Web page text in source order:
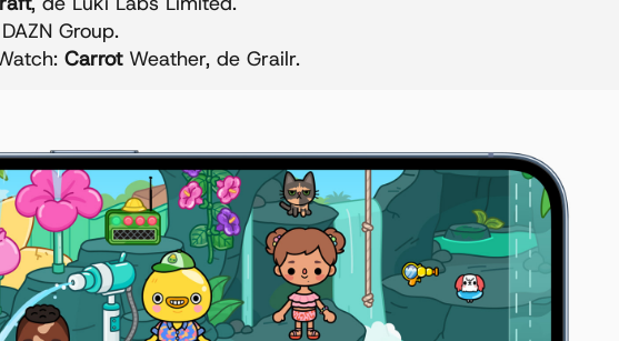
Group.
CarrotWeather, de Grailr.